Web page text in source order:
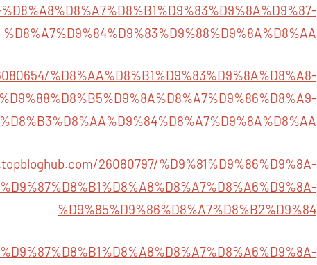
%D8%A7%D9%84%D9%83%D9%88%D9%8A%D8%AA
%D8%AA%D8%B1%D9%83%D9%8A%D8%A8-
%D9%88%D8%B5%D9%8A%D8%A7%D9%86%D8%A9-
%D8%B3%D8%AA%D9%84%D8%A7%D9%8A%D8%AA
26080797/%D9%81%D9%86%D9%8A-
%D9%85%D9%86%D8%A7%D8%B2%D9%84